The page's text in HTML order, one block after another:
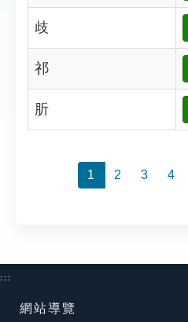
教學應用
貓頭鷹博士
歧
祁
肵
1 2 3 4
:::
網站導覽